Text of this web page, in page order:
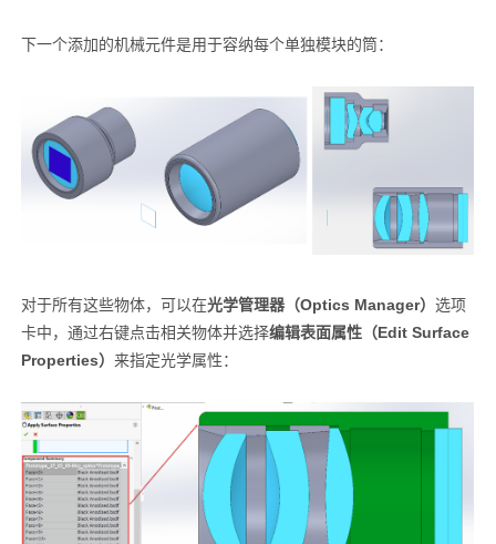
下一个添加的机械元件是用于容纳每个单独模块的筒：
对于所有这些物体，可以在光学管理器（Optics Manager） 选项
卡中，通过右键点击相关物体并选择编辑表面属性（Edit Surface
Properties） 来指定光学属性：